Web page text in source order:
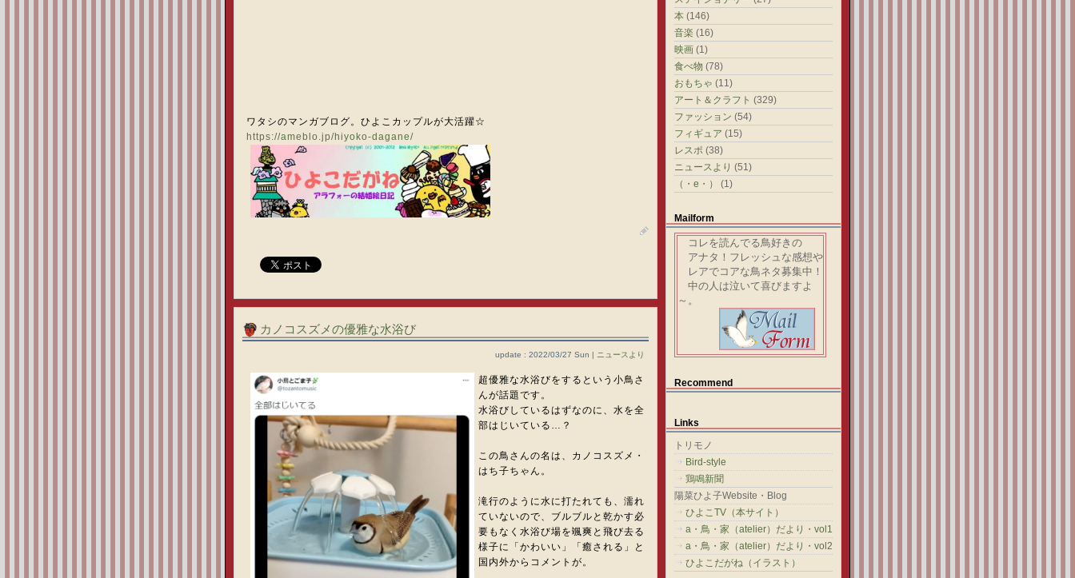
ワタシのマンガブログ。ひよこカップルが大活躍☆
https://ameblo.jp/hiyoko-dagane/
カノコスズメの優雅な水浴び
update : 2022/03/27 Sun | ニュースより
超優雅な水浴びをするという小鳥さ
んが話題です。
水浴びしているはずなのに、水を全
部はじいている…？
この鳥さんの名は、カノコスズメ・
はち子ちゃん。
滝行のように水に打たれても、濡れ
ていないので、ブルブルと乾かす必
要もなく水浴び場を颯爽と飛び去る
様子に「かわいい」「癒される」と
国内外からコメントが。
本 (146)
音楽 (16)
映画 (1)
食べ物 (78)
おもちゃ (11)
アート＆クラフト (329)
ファッション (54)
フィギュア (15)
レスポ (38)
ニュースより (51)
（・e・）
(1)
Mailform
コレを読んでる鳥好きの
アナタ！フレッシュな感想や
レアでコアな鳥ネタ募集中！
中の人は泣いて喜びますよ
～。
Recommend
Links
トリモノ
Bird-style
鶏鳴新聞
陽菜ひよ子Website・Blog
ひよこTV（本サイト）
a・鳥・家（atelier）だより・vol1
a・鳥・家（atelier）だより・vol2
ひよこだがね（イラスト）